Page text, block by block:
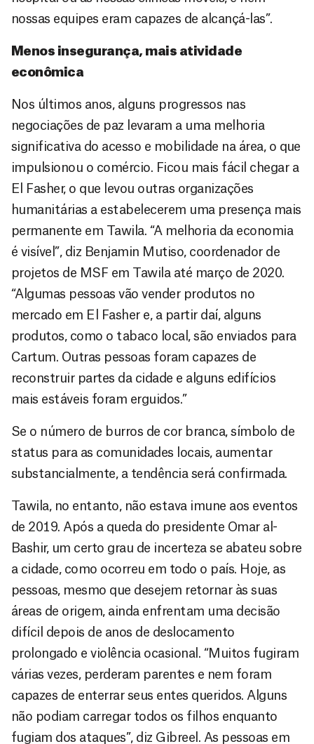
nossas equipes eram capazes de alcançá-las”.
Menos insegurança, mais atividade
econômica
Nos últimos anos, alguns progressos nas
negociações de paz levaram a uma melhoria
significativa do acesso e mobilidade na área, o que
impulsionou o comércio. Ficou mais fácil chegar a
El Fasher, o que levou outras organizações
humanitárias a estabelecerem uma presença mais
permanente em Tawila. “A melhoria da economia
é visível”, diz Benjamin Mutiso, coordenador de
projetos de MSF em Tawila até março de 2020.
“Algumas pessoas vão vender produtos no
mercado em El Fasher e, a partir daí, alguns
produtos, como o tabaco local, são enviados para
Cartum. Outras pessoas foram capazes de
reconstruir partes da cidade e alguns edifícios
mais estáveis foram erguidos.”
Se o número de burros de cor branca, símbolo de
status para as comunidades locais, aumentar
substancialmente, a tendência será confirmada.
Tawila, no entanto, não estava imune aos eventos
de 2019. Após a queda do presidente Omar al-
Bashir, um certo grau de incerteza se abateu sobre
a cidade, como ocorreu em todo o país. Hoje, as
pessoas, mesmo que desejem retornar às suas
áreas de origem, ainda enfrentam uma decisão
difícil depois de anos de deslocamento
prolongado e violência ocasional. “Muitos fugiram
várias vezes, perderam parentes e nem foram
capazes de enterrar seus entes queridos. Alguns
não podiam carregar todos os filhos enquanto
fugiam dos ataques”, diz Gibreel. As pessoas em